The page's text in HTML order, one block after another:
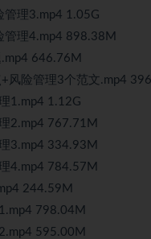
管理3.mp4 1.05G
管理4.mp4 898.38M
646.76M
风险管理3个范文.mp4
1.mp4 1.12G
2.mp4 767.71M
3.mp4 334.93M
4.mp4 784.57M
244.59M
798.04M
595.00M